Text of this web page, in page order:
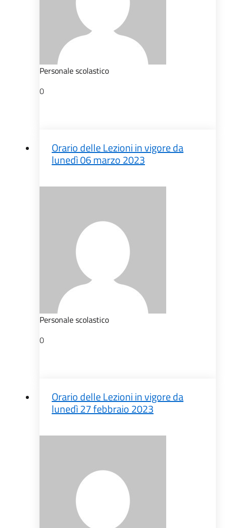
Personale scolastico
0
Orario delle Lezioni in vigore da
lunedì 06 marzo 2023
Personale scolastico
0
Orario delle Lezioni in vigore da
lunedì 27 febbraio 2023